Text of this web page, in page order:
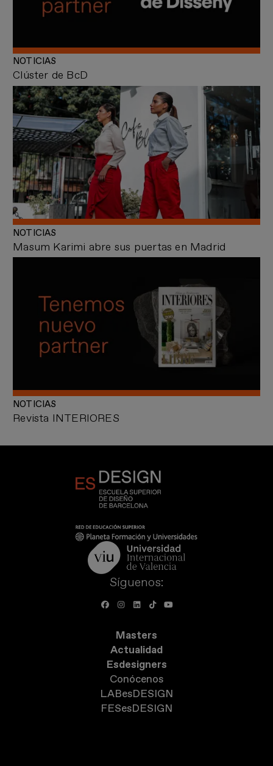
Clúster de BcD
NOTICIAS
Masum Karimi abre sus puertas en Madrid
NOTICIAS
Revista INTERIORES
NOTICIAS
Síguenos:
Masters
Actualidad
Esdesigners
Conócenos
LABesDESIGN
FESesDESIGN